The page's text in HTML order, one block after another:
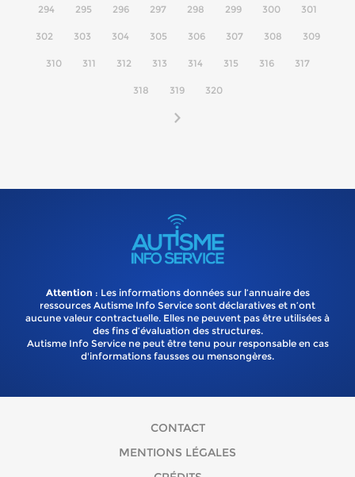
294 295 296 297 298 299 300 301
302 303 304 305 306 307 308 309
310 311 312 313 314 315 316 317
318 319 320
Attention : Les informations données sur l’annuaire des
ressources Autisme Info Service sont déclaratives et n’ont
aucune valeur contractuelle. Elles ne peuvent pas être utilisées à
des fins d’évaluation des structures.
Autisme Info Service ne peut être tenu pour responsable en cas
d'informations fausses ou mensongères.
CONTACT
MENTIONS LÉGALES